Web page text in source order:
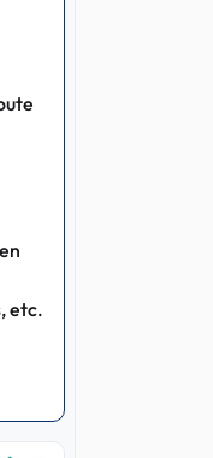
etc.